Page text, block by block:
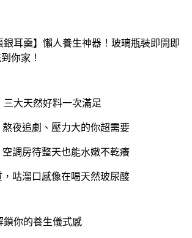
銀耳羹】懶人養生神器！玻璃瓶裝即開即
你家！
三大天然好料一次滿足
夜追劇、壓力大的你超需要
調房待整天也能水嫩不乾癢
咕溜口感像在喝天然玻尿酸
鎖你的養生儀式感